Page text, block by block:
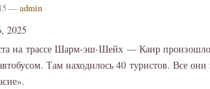
—admin
2025
на трассе Шарм-эш-Шейх — Каир
Там находилось 40 туристов. Все они